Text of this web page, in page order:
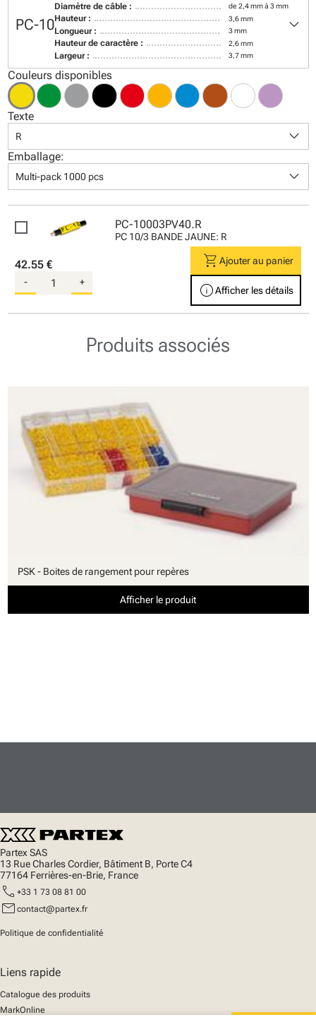
PC-10
Diamètre de câble : de 2,4 mm à 3 mm
Hauteur : 3,6 mm
Longueur : 3 mm
Hauteur de caractère : 2,6 mm
Largeur : 3,7 mm
keyboard_arrow_down
Couleurs disponibles
Texte
R keyboard_arrow_down
Emballage:
Multi-pack 1000 pcs keyboard_arrow_down
PC-10003PV40.R
PC 10/3 BANDE JAUNE: R
42.55 €
- +
shopping_cart Ajouter au panier
infoAfficher les détails
Produits associés
PSK - Boites de rangement pour repères
Afficher le produit
Partex SAS
13 Rue Charles Cordier, Bâtiment B, Porte C4
77164 Ferrières-en-Brie, France
call +33 1 73 08 81 00
mail contact@partex.fr
Politique de confidentialité
Liens rapide
Catalogue des produits
MarkOnline